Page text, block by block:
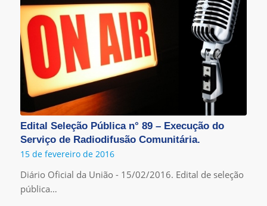
Edital Seleção Pública n° 89 – Execução do
Serviço de Radiodifusão Comunitária.
15 de fevereiro de 2016
Diário Oficial da União - 15/02/2016. Edital de seleção
pública…